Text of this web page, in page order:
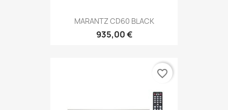
MARANTZ CD60 BLACK
935,00 €
favorite_border